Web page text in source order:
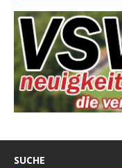
SUCHE